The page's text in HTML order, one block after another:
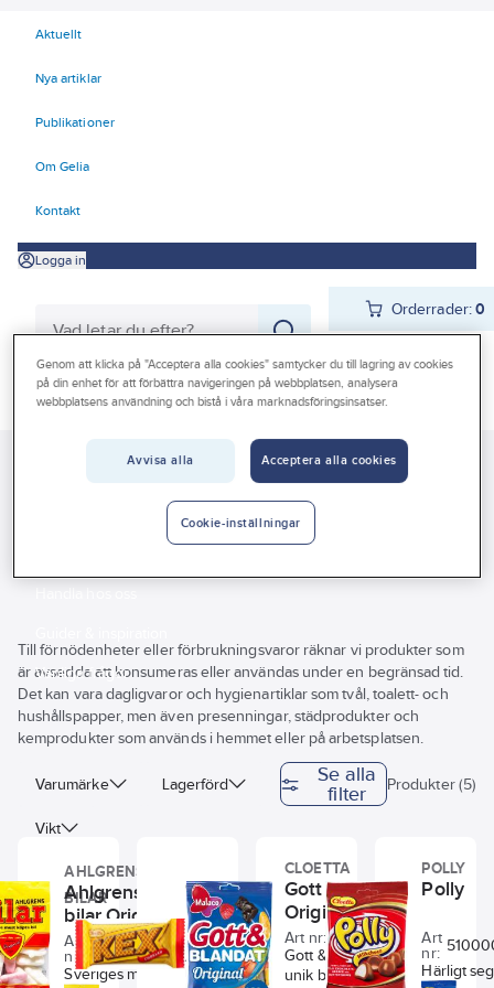
Aktuellt
Nya artiklar
Publikationer
Om Gelia
Kontakt
Logga in
Orderrader:0
Produkter
Vanliga frågor
Beställ direkt
Produkter Gelia Förnödenheter & Förbrukning
Till förnödenheter eller förbrukningsvaror räknar vi produkter som
är avsedda att konsumeras eller användas under en begränsad tid.
Det kan vara dagligvaror och hygienartiklar som tvål, toalett- och
hushållspapper, men även presenningar, städprodukter och
kemprodukter som används i hemmet eller på arbetsplatsen.
Varumärke Lagerförd
Vikt
Se alla
filter
Produkter (5)
AHLGRENS
BILAR
Ahlgrens
bilar Original
Art
nr:
5100000002
Sveriges mest
CLOETTA
Kexchoklad
Art
nr: 5100000015
CLOETTA
Gott & Blandat
Original
Art nr: 5100000019
Gott & Blandat är en
unik blandning av sött,
POLLY
Polly
Art
nr:
Härligt
Genom att klicka på "Acceptera alla cookies" samtycker du till lagring av cookies
på din enhet för att förbättra navigeringen på webbplatsen, analysera
webbplatsens användning och bistå i våra marknadsföringsinsatser.
Avvisa alla Acceptera alla cookies
Cookie-inställningar